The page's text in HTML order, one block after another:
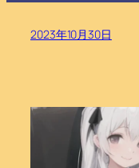
2023年10月30日